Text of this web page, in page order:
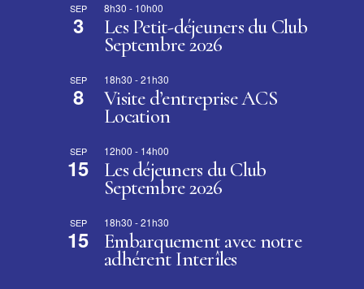
SEP
3
8h30 - 10h00
Les Petit-déjeuners du Club
Septembre 2026
SEP
8
18h30 -21h30
Visite d’entreprise ACS
Location
SEP
15
12h00 - 14h00
Les déjeuners du Club
Septembre 2026
SEP
15
18h30 -21h30
Embarquement avec notre
adhérent Interîles